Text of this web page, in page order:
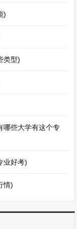
)
类型)
哪些大学有这个专
业好考)
情)